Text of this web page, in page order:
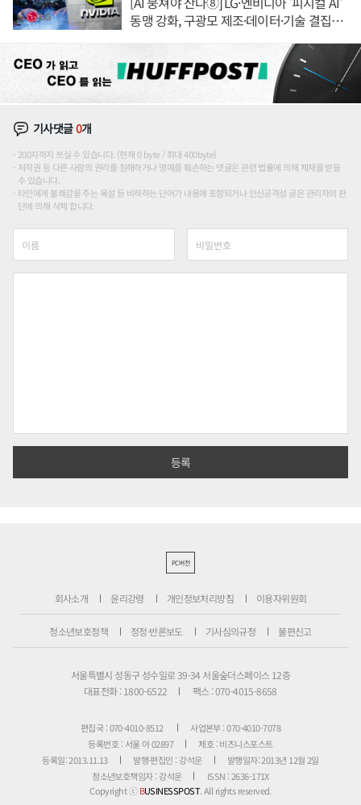
동맹 강화, 구광모 제조·데이터·기술 결집
기사댓글0개
200자까지 쓰실 수 있습니다. (현재 0 byte / 최대 400byte)
저작권 등 다른 사람의 권리를 침해하거나 명예를 훼손하는 댓글은 관련 법률에 의해 제재를 받을
수 있습니다.
타인에게 불쾌감을 주는 욕설 등 비하하는 단어가 내용에 포함되거나 인신공격성 글은 관리자의 판
단에 의해 삭제 합니다.
PC버전
회사소개 윤리강령 개인정보처리방침 이용자위원회
청소년보호정책 정정·반론보도 기사심의규정 불편신고
서울특별시 성동구 성수일로 39-34 서울숲더스페이스 12층
대표전화 : 1800-6522
팩스 : 070-4015-8658
편집국 : 070-4010-8512
사업본부 : 070-4010-7078
등록번호 : 서울 아 02897
제호 : 비즈니스포스트
등록일: 2013.11.13
발행·편집인 : 강석운
발행일자: 2013년 12월 2일
청소년보호책임자 : 강석운
ISSN : 2636-171X
Copyright ⓒBUSINESSPOST. All rights reserved.